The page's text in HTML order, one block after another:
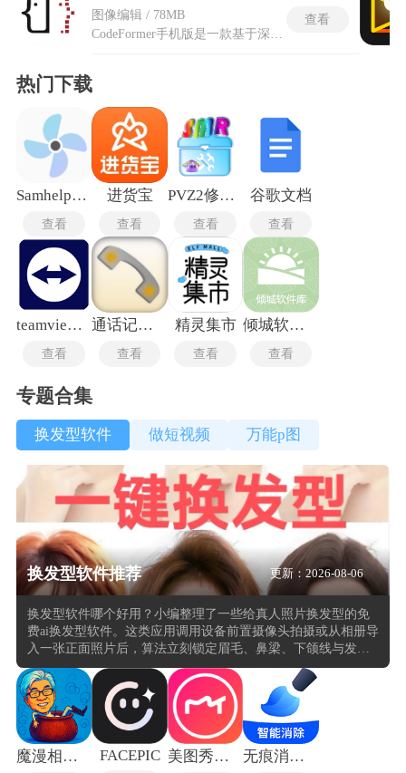
图像编辑 / 78MB
查看
热门下载
Samhelper改比例助手
查看
进货宝
查看
PVZ2修改器手机版
查看
谷歌文档
查看
teamviewer安卓手机版
查看
通话记录生成器
查看
精灵集市
查看
倾城软件库最新版
查看
专题合集
换发型软件 做短视频 万能p图
换发型软件推荐 更新：2026-08-06
换发型软件哪个好用？小编整理了一些给真人照片换发型的免
费ai换发型软件。这类应用调用设备前置摄像头拍摄或从相册导
入一张正面照片后，算法立刻锁定眉毛、鼻梁、下颌线与发际
线等核心轮廓坐标，再将内置发型库中的模板按照头骨比例与
透视角度进行贴合渲染，最终生成一张接近真实剪发效果的预
览图。发型库普遍按长度分类，覆盖短发、中长发、长发与盘
发等大类，每个类别下面又细分出纹理、刘海走向、发尾卷度
与蓬松程度等具体变量，同时支持实时切换发色色板，色值精
度可细化到冷暖调与挑染区域。部分照片换发型的免费软件还
加入了脸型自动分析与风格推荐模块，系统在扫描用户面部数
魔漫相机最新版 FACEPIC 美图秀秀国际版 无痕消除笔